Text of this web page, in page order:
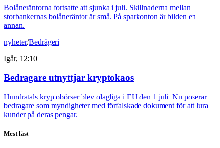
Bolåneräntorna fortsatte att sjunka i juli. Skillnaderna mellan
storbankernas bolåneräntor är små. På sparkonton är bilden en
annan.
nyheter/Bedrägeri
Igår, 12:10
Bedragare utnyttjar kryptokaos
Hundratals kryptobörser blev olagliga i EU den 1 juli. Nu poserar
bedragare som myndigheter med förfalskade dokument för att lura
kunder på deras pengar.
Mest läst